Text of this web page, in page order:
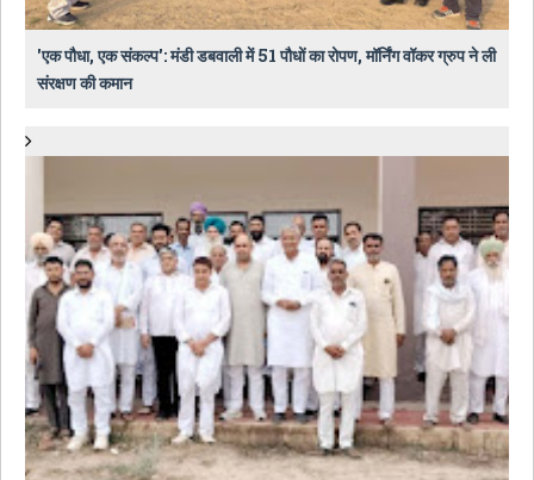
​'एक पौधा, एक संकल्प': मंडी डबवाली में 51 पौधों का रोपण, मॉर्निंग वॉकर ग्रुप ने ली
संरक्षण की कमान